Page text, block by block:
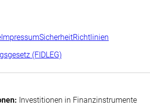
ImpressumSicherheitRichtlinien
(FIDLEG)
Investitionen in Finanzinstrumente